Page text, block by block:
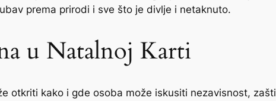
prema prirodi i sve što je divlje i netaknuto.
u Natalnoj Karti
otkriti kako i gde osoba može iskusiti nezavisnost,